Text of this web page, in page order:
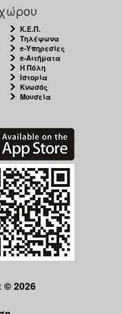
Κ.Ε.Π.
Τηλέφωνα
e-Υπηρεσίες
e-Αιτήματα
Η Πόλη
Ιστορία
Κνωσός
Μουσεία
© 2026